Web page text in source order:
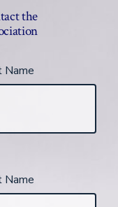
the
Name
Name